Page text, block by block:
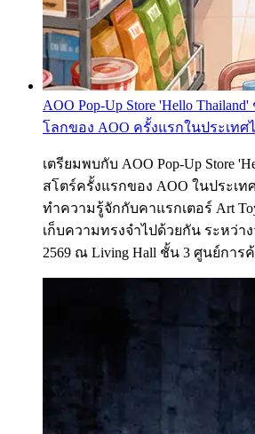
AOO Pop-Up Store 'Hello
โลกของ AOO ครั้งแรกในประเทศ
เตรียมพบกับ AOO Pop-Up Store
สโตร์ครั้งแรกของ AOO ในประเ
ทำความรู้จักกับคาแรกเตอร์ Art
เก็บความทรงจำไปด้วยกัน ระหว่า
2569 ณ Living Hall ชั้น 3 ศูนย์กา